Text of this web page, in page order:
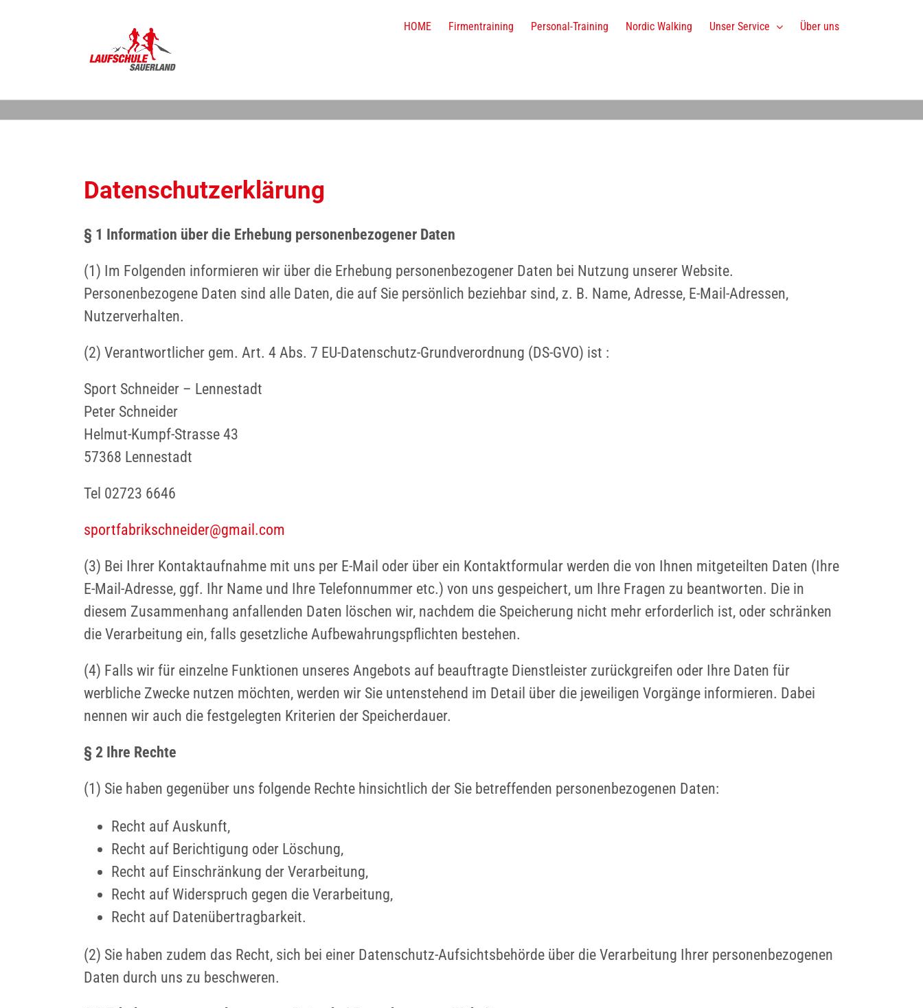
HOME Firmentraining Personal-Training Nordic Walking Unser Service Über uns
Datenschutzerklärung
§ 1 Information über die Erhebung personenbezogener Daten
(1) Im Folgenden informieren wir über die Erhebung personenbezogener Daten bei Nutzung unserer Website.
Personenbezogene Daten sind alle Daten, die auf Sie persönlich beziehbar sind, z. B. Name, Adresse, E-Mail-Adressen,
Nutzerverhalten.
(2) Verantwortlicher gem. Art. 4 Abs. 7 EU-Datenschutz-Grundverordnung (DS-GVO) ist :
Sport Schneider – Lennestadt
Peter Schneider
Helmut-Kumpf-Strasse 43
57368 Lennestadt
Tel 02723 6646
sportfabrikschneider@gmail.com
(3) Bei Ihrer Kontaktaufnahme mit uns per E-Mail oder über ein Kontaktformular werden die von Ihnen mitgeteilten Daten (Ihre
E-Mail-Adresse, ggf. Ihr Name und Ihre Telefonnummer etc.) von uns gespeichert, um Ihre Fragen zu beantworten. Die in
diesem Zusammenhang anfallenden Daten löschen wir, nachdem die Speicherung nicht mehr erforderlich ist, oder schränken
die Verarbeitung ein, falls gesetzliche Aufbewahrungspflichten bestehen.
(4) Falls wir für einzelne Funktionen unseres Angebots auf beauftragte Dienstleister zurückgreifen oder Ihre Daten für
werbliche Zwecke nutzen möchten, werden wir Sie untenstehend im Detail über die jeweiligen Vorgänge informieren. Dabei
nennen wir auch die festgelegten Kriterien der Speicherdauer.
§ 2 Ihre Rechte
(1) Sie haben gegenüber uns folgende Rechte hinsichtlich der Sie betreffenden personenbezogenen Daten:
Recht auf Auskunft,
Recht auf Berichtigung oder Löschung,
Recht auf Einschränkung der Verarbeitung,
Recht auf Widerspruch gegen die Verarbeitung,
Recht auf Datenübertragbarkeit.
(2) Sie haben zudem das Recht, sich bei einer Datenschutz-Aufsichtsbehörde über die Verarbeitung Ihrer personenbezogenen
Daten durch uns zu beschweren.